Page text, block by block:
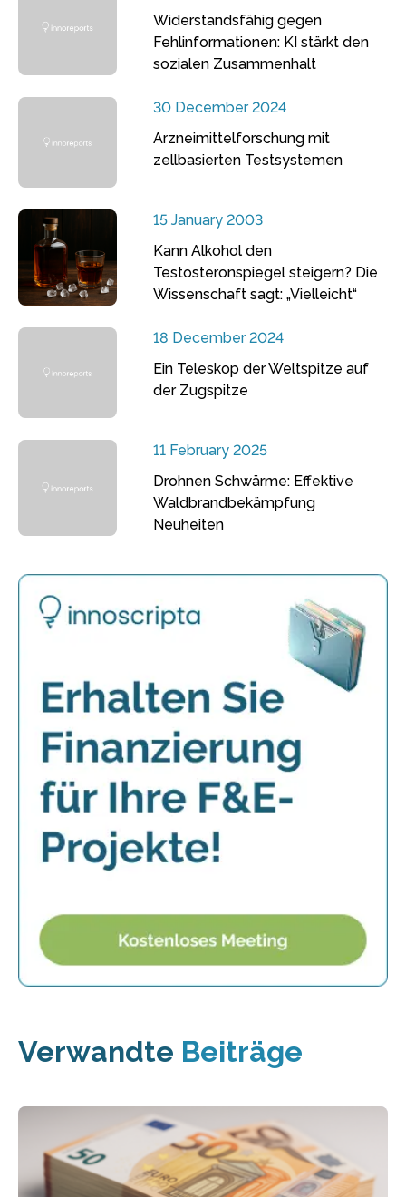
Widerstandsfähig gegen
Fehlinformationen: KI stärkt den
sozialen Zusammenhalt
30 December 2024
Arzneimittelforschung mit
zellbasierten Testsystemen
15 January 2003
Kann Alkohol den
Testosteronspiegel steigern? Die
Wissenschaft sagt: „Vielleicht“
18 December 2024
Ein Teleskop der Weltspitze auf
der Zugspitze
11 February 2025
Drohnen Schwärme: Effektive
Waldbrandbekämpfung
Neuheiten
Verwandte Beiträge